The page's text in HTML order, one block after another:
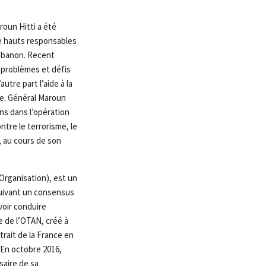
Hitti a été
hauts responsables
Recent
et défis
part l’aide à la
Général Maroun
dans l’opération
le terrorisme, le
cours de son
est un
un consensus
conduire
l’OTAN, créé à
de la France en
octobre 2016,
de sa